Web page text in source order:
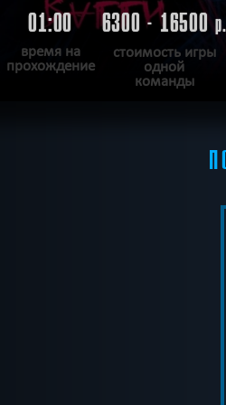
01:00
время на
прохождение
6300 - 16500р.
стоимость игры
одной
команды